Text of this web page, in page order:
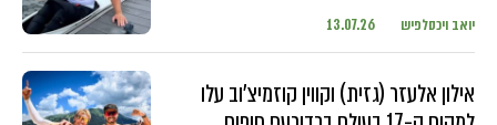
יואב ויכסלפיש 13.07.26
אילון אלעזר (גזית) וקווין קוזמיצ'וב עלו